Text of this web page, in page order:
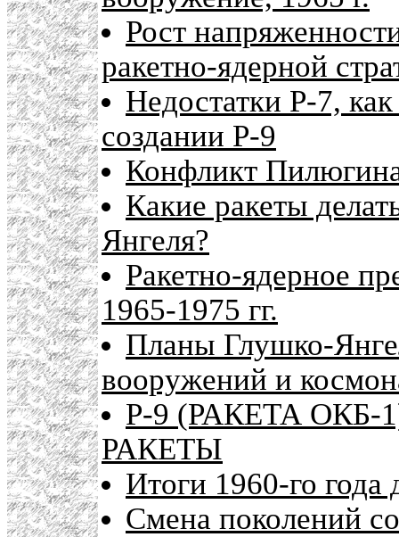
Рост
ракетно-ядерной
Недостатки Р-7,
создании Р-9
Конфликт
Какие ракеты
Янгеля?
Ракетно-ядерное
1965-1975 гг.
Планы Глушко-
вооружений и
Р-9 (РАКЕТА ОКБ-
РАКЕТЫ
Итоги 1960-го
Смена поколений